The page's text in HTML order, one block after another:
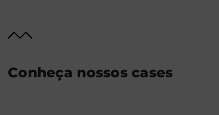
Conheça nossos cases